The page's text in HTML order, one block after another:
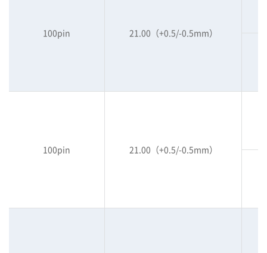
100pin 21.00（+0.5/-0.5mm）
100pin 21.00（+0.5/-0.5mm）